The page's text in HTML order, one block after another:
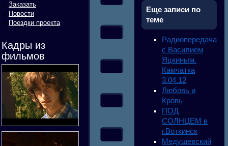
Заказать
Новости
Поездки проекта
Кадры из
фильмов
Еще записи по
теме
Радиопередача
с Василием
Яцкиным.
Камчатка
3.04.12
Любовь и
Кровь
ПОД
СОЛНЦЕМ в
г.Воткинск
Медушевский